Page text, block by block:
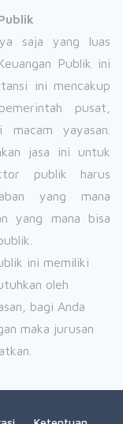
saja yang luas
Publik ini
ini mencakup
pusat,
yayasan.
jasa ini untuk
publik harus
yang mana
yang mana bisa
ini memiliki
oleh
bagi Anda
maka jurusan